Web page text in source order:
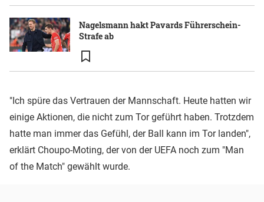
Nagelsmann hakt Pavards Führerschein-
Strafe ab
"Ich spüre das Vertrauen der Mannschaft. Heute hatten wir
einige Aktionen, die nicht zum Tor geführt haben. Trotzdem
hatte man immer das Gefühl, der Ball kann im Tor landen",
erklärt Choupo-Moting, der von der UEFA noch zum "Man
of the Match" gewählt wurde.